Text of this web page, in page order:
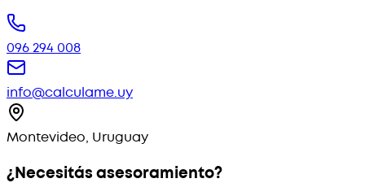
096 294 008
info@calculame.uy
Montevideo, Uruguay
¿Necesitás asesoramiento?